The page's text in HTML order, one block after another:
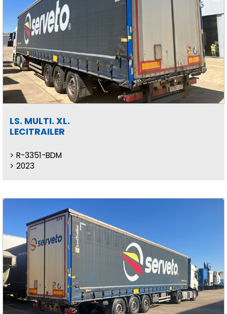
LS. MULTI. XL.
LECITRAILER
R-3351-BDM
2023